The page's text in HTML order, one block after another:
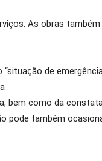
As obras
de
bem como da
pode também